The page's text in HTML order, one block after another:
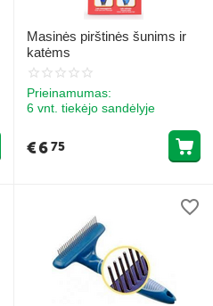
Masinės pirštinės šunims ir
katėms
Prieinamumas:
6 vnt. tiekėjo sandėlyje
€675